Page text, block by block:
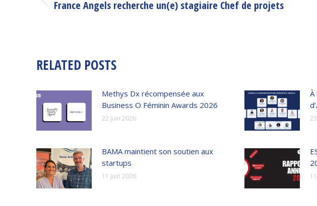
Article
France Angels recherche un(e) stagiaire Chef de projets
RELATED POSTS
Methys Dx récompensée aux
Business O Féminin Awards 2026
22 juin 2026
À
BAMA maintient son soutien aux
startups
11 juin 2026